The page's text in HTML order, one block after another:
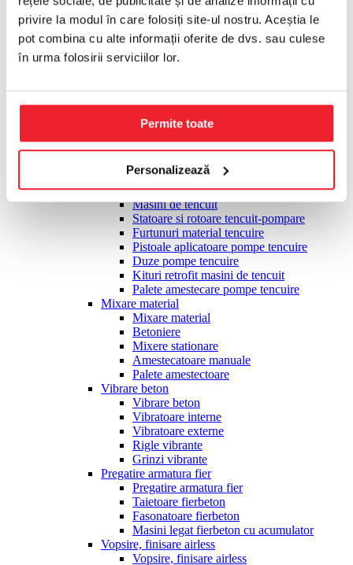
privire la modul în care folosiți site-ul nostru. Aceștia le
pot combina cu alte informații oferite de dvs. sau culese
în urma folosirii serviciilor lor.
Permite toate
Personalizează
Placi compactoare
Cilindrii compactori
Slefuire, finisare
Slefuire, finisare
Slefuitoare monodisc multifunctionale
Elicoptere finisare beton
Accesorii elicopterizare
Pietre slefuire pardoseli
Talere diamantate slefuire
Slefuitoare pereti tip girafa
Tencuire, pompare material
Tencuire, pompare material
Masini de tencuit
Statoare si rotoare tencuit-pompare
Furtunuri material tencuire
Pistoale aplicatoare pompe tencuire
Duze pompe tencuire
Kituri retrofit masini de tencuit
Palete amestecare pompe tencuire
Mixare material
Mixare material
Betoniere
Mixere stationare
Amestecatoare manuale
Palete amestectoare
Vibrare beton
Vibrare beton
Vibratoare interne
Vibratoare externe
Rigle vibrante
Grinzi vibrante
Pregatire armatura fier
Pregatire armatura fier
Taietoare fierbeton
Fasonatoare fierbeton
Masini legat fierbeton cu acumulator
Vopsire, finisare airless
Vopsire, finisare airless